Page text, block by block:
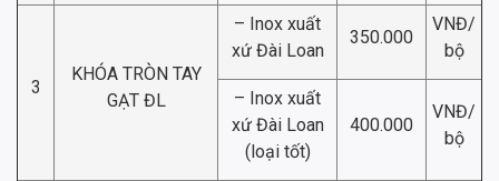
3
KHÓA TRÒN TAY
GẠT ĐL
– Inox xuất
xứ Đài Loan
350.000
VNĐ/
bộ
– Inox xuất
xứ Đài Loan
(loại tốt)
400.000
VNĐ/
bộ